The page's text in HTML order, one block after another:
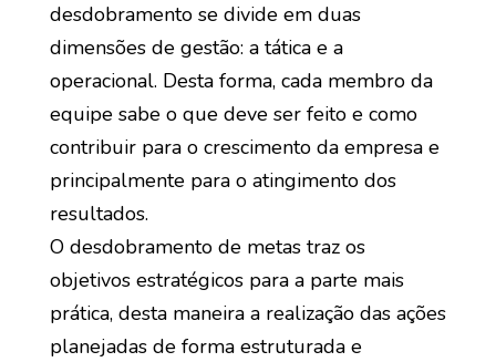
desdobramento se divide em duas
dimensões de gestão: a tática e a
operacional. Desta forma, cada membro da
equipe sabe o que deve ser feito e como
contribuir para o crescimento da empresa e
principalmente para o atingimento dos
resultados.
O desdobramento de metas traz os
objetivos estratégicos para a parte mais
prática, desta maneira a realização das ações
planejadas de forma estruturada e